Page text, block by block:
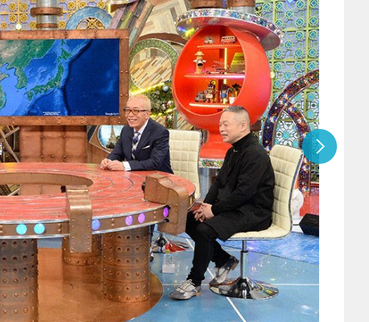
『アイ＝ラブ！げーみんぐ』＝LOV
E齋藤樹愛羅＆佐々木舞香SPインタ
ビュー